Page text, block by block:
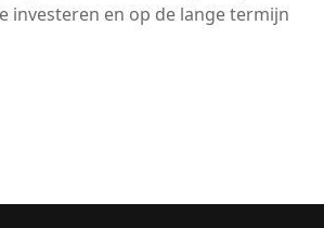
investeren en op de lange termijn